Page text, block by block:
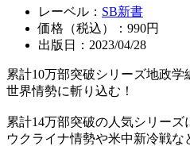
レーベル： SB新書
価格（税込）：990円
出版日：2023/04/28
累計10万部突破シリーズ地政
世界情勢に斬り込む！
累計14万部突破の人気シリーズ
ウクライナ情勢や米中新冷戦